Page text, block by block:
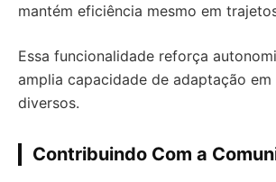
mantém eficiência mesmo em
Essa funcionalidade reforça
amplia capacidade de adaptação em
diversos.
Contribuindo Com a